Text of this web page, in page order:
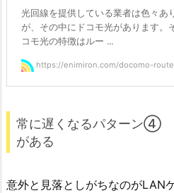
光回線を提供している業者は色々あ
が、その中にドコモ光があります。
コモ光の特徴はルー ...
https://enimiron.com/docomo-
常に遅くなるパターン④
がある
意外と見落としがちなのがLAN